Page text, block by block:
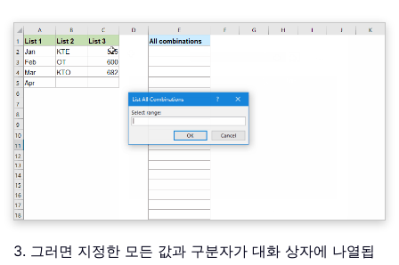
3. 그러면 지정한 모든 값과 구분자가 대화 상자에 나열됩